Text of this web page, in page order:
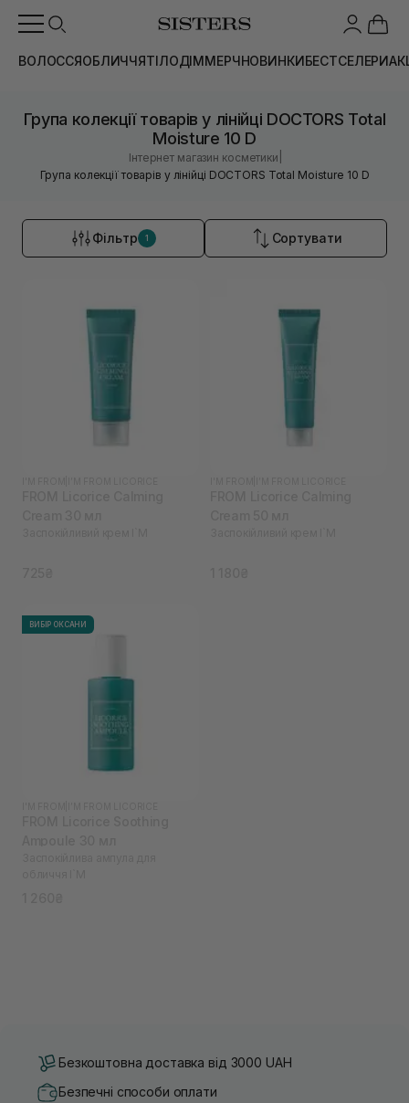
ВОЛОССЯОБЛИЧЧЯТІЛОДІММЕРЧНОВИНКИБЕСТСЕЛЕРИ
Група колекції товарів у лінійці DOCTORS Total
Moisture 10 D
Інтернет магазин косметики
Група колекції товарів у лінійці DOCTORS Total Moisture 10 D
Фільтр 1 Сортувати
ВИБІР ОКСАНИ
Безкоштовна доставка від 3000 UAH
Безпечні способи оплати